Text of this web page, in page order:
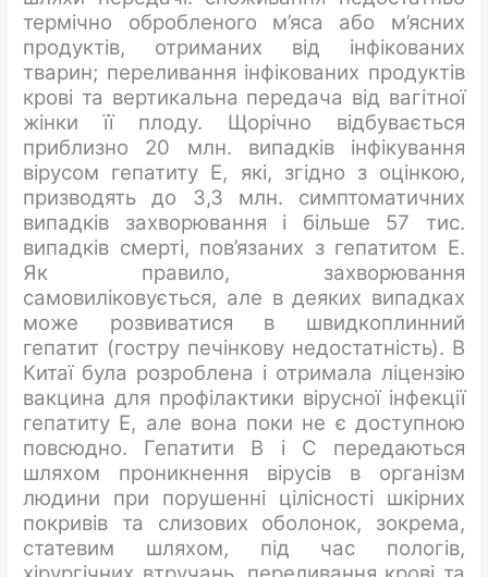
термічно обробленого м’яса або м’ясних
продуктів, отриманих від інфікованих
тварин; переливання інфікованих продуктів
крові та вертикальна передача від вагітної
жінки її плоду. Щорічно відбувається
приблизно 20 млн. випадків інфікування
вірусом гепатиту Е, які, згідно з оцінкою,
призводять до 3,3 млн. симптоматичних
випадків захворювання і більше 57 тис.
випадків смерті, пов’язаних з гепатитом Е.
Як правило, захворювання
самовиліковується, але в деяких випадках
може розвиватися в швидкоплинний
гепатит (гостру печінкову недостатність). В
Китаї була розроблена і отримала ліцензію
вакцина для профілактики вірусної інфекції
гепатиту Е, але вона поки не є доступною
повсюдно. Гепатити В і С передаються
шляхом проникнення вірусів в організм
людини при порушенні цілісності шкірних
покривів та слизових оболонок, зокрема,
статевим шляхом, під час пологів,